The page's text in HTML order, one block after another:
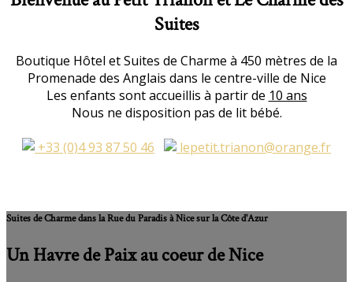
Suites
Boutique Hôtel et Suites de Charme à 450 mètres de la
Promenade des Anglais dans le centre-ville de Nice
Les enfants sont accueillis à partir de 10 ans
Nous ne disposition pas de lit bébé.
+33 (0)4 93 87 50 46
lepetit.trianon@orange.fr
Suites de Charme dans la Rue du Paradis à Nice sur la Côte d'Azur
Un Havre de Paix au coeur de Nice